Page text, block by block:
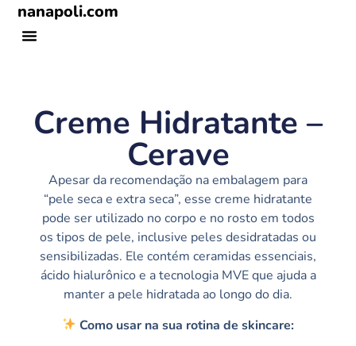
nanapoli.com
Creme Hidratante –
Cerave
Apesar da recomendação na embalagem para
“pele seca e extra seca”, esse creme hidratante
pode ser utilizado no corpo e no rosto em todos
os tipos de pele, inclusive peles desidratadas ou
sensibilizadas. Ele contém ceramidas essenciais,
ácido hialurônico e a tecnologia MVE que ajuda a
manter a pele hidratada ao longo do dia.
Como usar na sua rotina de skincare: